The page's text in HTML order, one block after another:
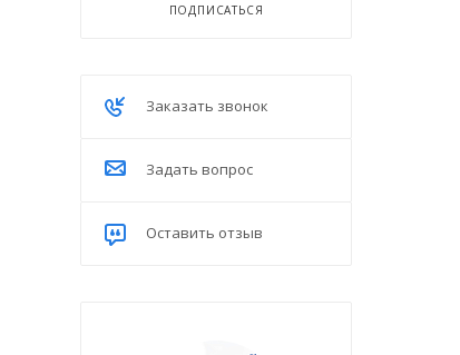
ПОДПИСАТЬСЯ
Заказать звонок
Задать вопрос
Оставить отзыв